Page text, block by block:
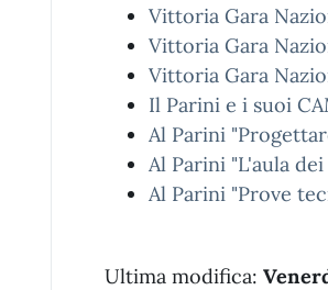
Vittoria Gara
Vittoria Gara
Vittoria Gara
Il Parini e i suoi
Al Parini
Al Parini "L'aula
Al Parini "Prove
Ultima modifica: